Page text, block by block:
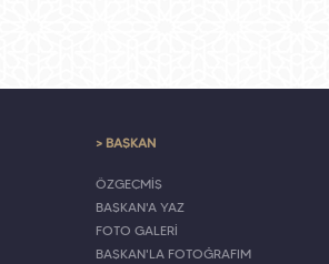
> BAŞKAN
ÖZGEÇMİŞ
BAŞKAN'A YAZ
FOTO GALERİ
BAŞKAN'LA FOTOĞRAFIM